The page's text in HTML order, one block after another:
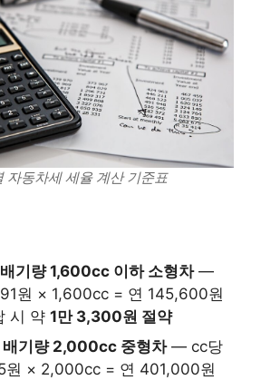
자동차세 세율 계산 기준표
기량 1,600cc 이하 소형차—
원 × 1,600cc = 연 145,600원
시 약 1만 3,300원 절약
배기량 2,000cc 중형차— cc당
원 × 2,000cc = 연 401,000원